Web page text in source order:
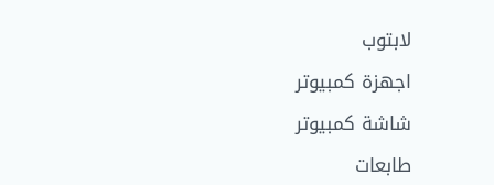
لابتوب
اجهزة كمبيوتر
شاشة كمبيوتر
طابعات